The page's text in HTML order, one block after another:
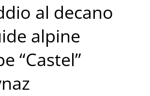
al decano
alpine
“Castel”